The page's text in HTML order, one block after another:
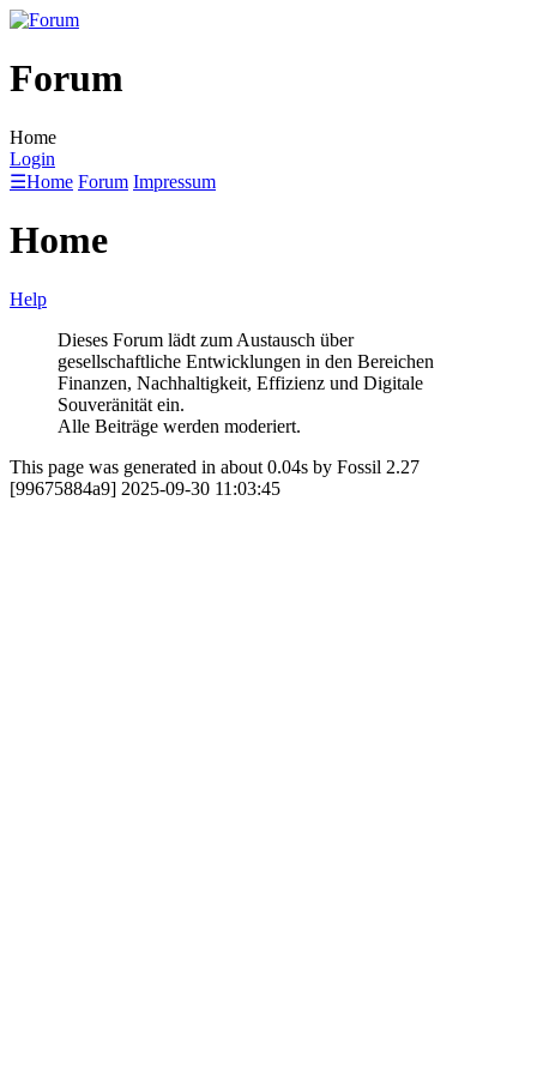
Forum
Home
Login
☰Home Forum Impressum
Home
Help
Dieses Forum lädt zum Austausch über
gesellschaftliche Entwicklungen in den Bereichen
Finanzen, Nachhaltigkeit, Effizienz und Digitale
Souveränität ein.
Alle Beiträge werden moderiert.
This page was generated in about 0.04s by Fossil 2.27
[99675884a9] 2025-09-30 11:03:45